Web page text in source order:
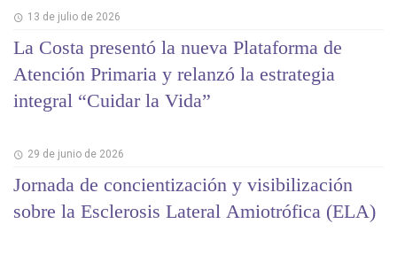
13 de julio de 2026
La Costa presentó la nueva Plataforma de
Atención Primaria y relanzó la estrategia
integral “Cuidar la Vida”
29 de junio de 2026
Jornada de concientización y visibilización
sobre la Esclerosis Lateral Amiotrófica (ELA)